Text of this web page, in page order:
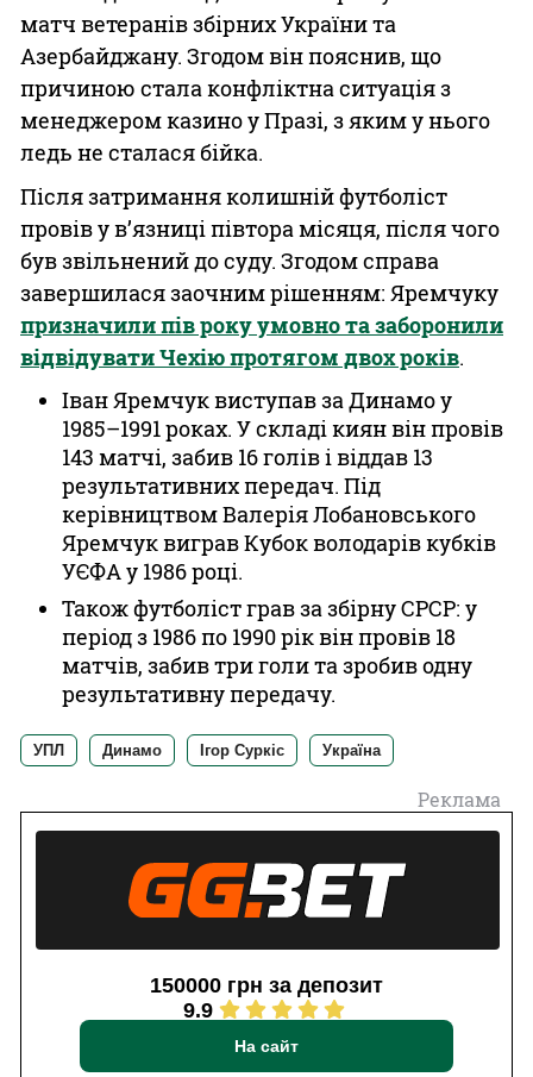
матч ветеранів збірних України та
Азербайджану. Згодом він пояснив, що
причиною стала конфліктна ситуація з
менеджером казино у Празі, з яким у нього
ледь не сталася бійка.
Після затримання колишній футболіст
провів у в’язниці півтора місяця, після чого
був звільнений до суду. Згодом справа
завершилася заочним рішенням: Яремчуку
призначили пів року умовно та заборонили
відвідувати Чехію протягом двох років.
Іван Яремчук виступав за Динамо у
1985–1991 роках. У складі киян він провів
143 матчі, забив 16 голів і віддав 13
результативних передач. Під
керівництвом Валерія Лобановського
Яремчук виграв Кубок володарів кубків
УЄФА у 1986 році.
Також футболіст грав за збірну СРСР: у
період з 1986 по 1990 рік він провів 18
матчів, забив три голи та зробив одну
результативну передачу.
УПЛ Динамо Ігор Суркіс Україна
Реклама
150000 грн за депозит
9.9
На сайт